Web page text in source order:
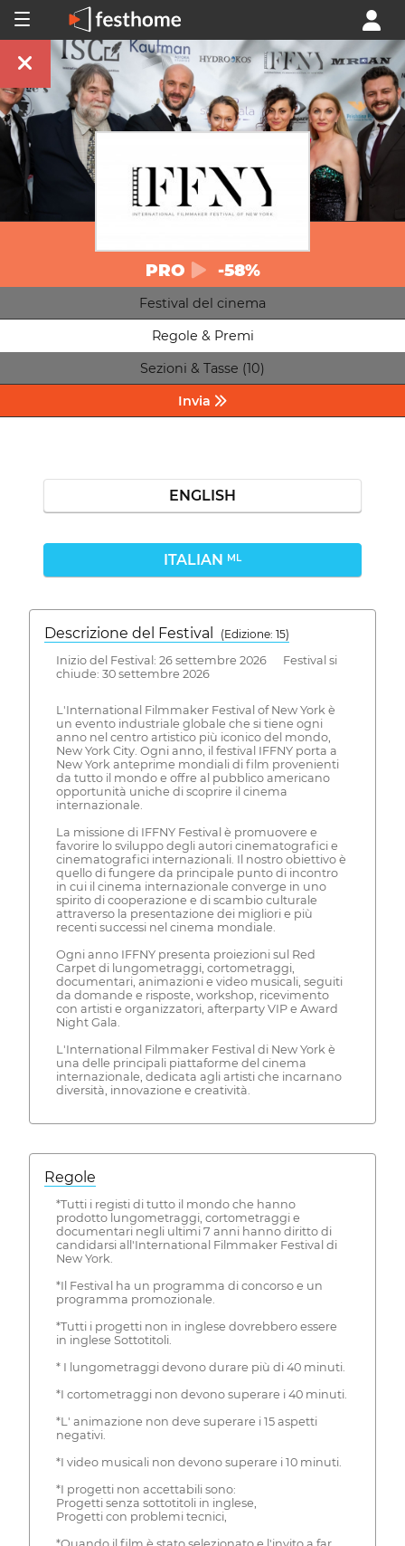
PRO -58%
Festival del cinema
Regole & Premi
Sezioni & Tasse (10)
Invia
ENGLISH
ITALIAN ML
Descrizione del Festival
( Edizione: 15)
Inizio del Festival: 26 settembre 2026 Festival si
chiude: 30 settembre 2026
L'International Filmmaker Festival of New York è
un evento industriale globale che si tiene ogni
anno nel centro artistico più iconico del mondo,
New York City. Ogni anno, il festival IFFNY porta a
New York anteprime mondiali di film provenienti
da tutto il mondo e offre al pubblico americano
opportunità uniche di scoprire il cinema
internazionale.
La missione di IFFNY Festival è promuovere e
favorire lo sviluppo degli autori cinematografici e
cinematografici internazionali. Il nostro obiettivo è
quello di fungere da principale punto di incontro
in cui il cinema internazionale converge in uno
spirito di cooperazione e di scambio culturale
attraverso la presentazione dei migliori e più
recenti successi nel cinema mondiale.
Ogni anno IFFNY presenta proiezioni sul Red
Carpet di lungometraggi, cortometraggi,
documentari, animazioni e video musicali, seguiti
da domande e risposte, workshop, ricevimento
con artisti e organizzatori, afterparty VIP e Award
Night Gala.
L'International Filmmaker Festival di New York è
una delle principali piattaforme del cinema
internazionale, dedicata agli artisti che incarnano
diversità, innovazione e creatività.
Regole
*Tutti i registi di tutto il mondo che hanno
prodotto lungometraggi, cortometraggi e
documentari negli ultimi 7 anni hanno diritto di
candidarsi all'International Filmmaker Festival di
New York.
*Il Festival ha un programma di concorso e un
programma promozionale.
*Tutti i progetti non in inglese dovrebbero essere
in inglese Sottotitoli.
* I lungometraggi devono durare più di 40 minuti.
*I cortometraggi non devono superare i 40 minuti.
*L' animazione non deve superare i 15 aspetti
negativi.
*I video musicali non devono superare i 10 minuti.
*I progetti non accettabili sono:
Progetti senza sottotitoli in inglese,
Progetti con problemi tecnici,